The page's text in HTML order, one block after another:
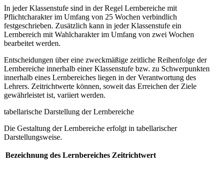
In jeder Klassenstufe sind in der Regel Lernbereiche mit
Pflichtcharakter im Umfang von 25 Wochen verbindlich
festgeschrieben. Zusätzlich kann in jeder Klassenstufe ein
Lernbereich mit Wahlcharakter im Umfang von zwei Wochen
bearbeitet werden.
Entscheidungen über eine zweckmäßige zeitliche Reihenfolge der
Lernbereiche innerhalb einer Klassenstufe bzw. zu Schwerpunkten
innerhalb eines Lernbereiches liegen in der Verantwortung des
Lehrers. Zeitrichtwerte können, soweit das Erreichen der Ziele
gewährleistet ist, variiert werden.
tabellarische Darstellung der Lernbereiche
Die Gestaltung der Lernbereiche erfolgt in tabellarischer
Darstellungsweise.
Bezeichnung des Lernbereiches Zeitrichtwert